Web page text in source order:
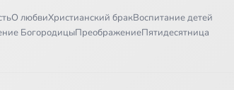
О любвиХристианский бракВоспитание детей
БогородицыПреображениеПятидесятница